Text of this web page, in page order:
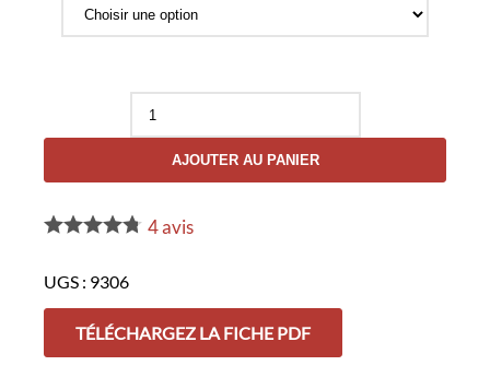
Ceinturon
TIMECOP
Sécurité
points
AJOUTER AU PANIER
4avis
UGS : 9306
TÉLÉCHARGEZ LA FICHE PDF